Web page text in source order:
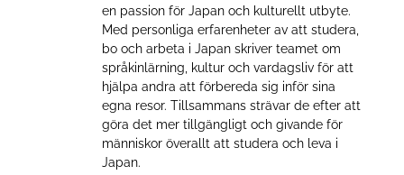
en passion för Japan och kulturellt utbyte.
Med personliga erfarenheter av att studera,
bo och arbeta i Japan skriver teamet om
språkinlärning, kultur och vardagsliv för att
hjälpa andra att förbereda sig inför sina
egna resor. Tillsammans strävar de efter att
göra det mer tillgängligt och givande för
människor överallt att studera och leva i
Japan.